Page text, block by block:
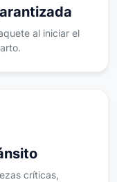
al iniciar el
críticas,